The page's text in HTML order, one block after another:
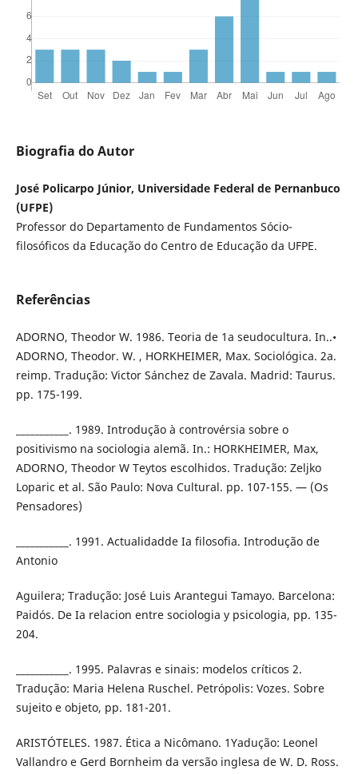
Biografia do Autor
José Policarpo Júnior, Universidade Federal de Pernanbuco
(UFPE)
Professor do Departamento de Fundamentos Sócio-
filosóficos da Educação do Centro de Educação da UFPE.
Referências
ADORNO, Theodor W. 1986. Teoria de 1a seudocultura. In..•
ADORNO, Theodor. W. , HORKHEIMER, Max. Sociológica. 2a.
reimp. Tradução: Victor Sánchez de Zavala. Madrid: Taurus.
pp. 175-199.
___________. 1989. Introdução à controvérsia sobre o
positivismo na sociologia alemã. In.: HORKHEIMER, Max,
ADORNO, Theodor W Teytos escolhidos. Tradução: Zeljko
Loparic et al. São Paulo: Nova Cultural. pp. 107-155. — (Os
Pensadores)
___________. 1991. Actualidadde Ia filosofia. Introdução de
Antonio
Aguilera; Tradução: José Luis Arantegui Tamayo. Barcelona:
Paidós. De Ia relacion entre sociologia y psicologia, pp. 135-
204.
___________. 1995. Palavras e sinais: modelos críticos 2.
Tradução: Maria Helena Ruschel. Petrópolis: Vozes. Sobre
sujeito e objeto, pp. 181-201.
ARISTÓTELES. 1987. Ética a Nicômano. 1Yadução: Leonel
Vallandro e Gerd Bornheim da versão inglesa de W. D. Ross.